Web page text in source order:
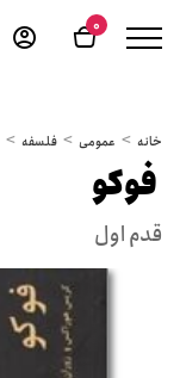
0
خانه عمومی فلسفه
‏‫ فوکو
قدم اول